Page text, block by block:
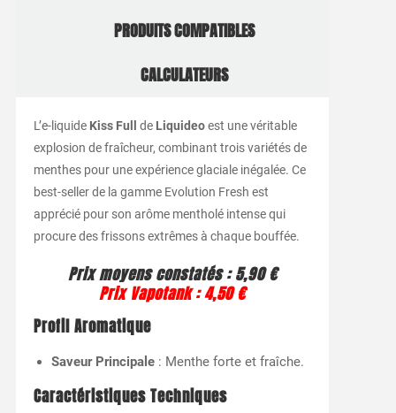
PRODUITS COMPATIBLES
CALCULATEURS
L’e-liquide Kiss Full de Liquideoest une véritable
explosion de fraîcheur, combinant trois variétés de
menthes pour une expérience glaciale inégalée. Ce
best-seller de la gamme Evolution Fresh est
apprécié pour son arôme mentholé intense qui
procure des frissons extrêmes à chaque bouffée.
Prix moyens constatés : 5,90 €
Prix Vapotank : 4,50 €
Profil Aromatique
Saveur Principale: Menthe forte et fraîche.
Caractéristiques Techniques